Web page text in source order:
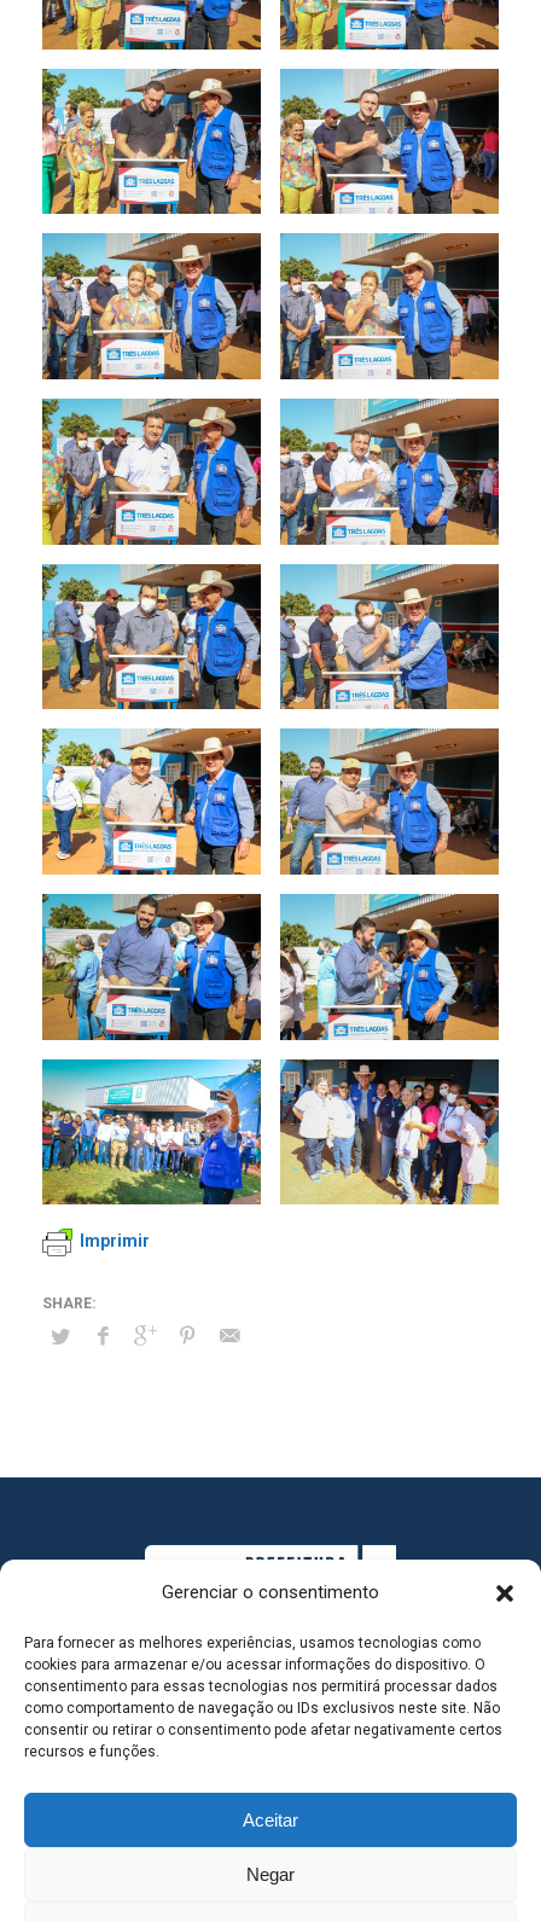
Gerenciar o consentimento
Para fornecer as melhores experiências, usamos tecnologias como
cookies para armazenar e/ou acessar informações do dispositivo. O
consentimento para essas tecnologias nos permitirá processar dados
como comportamento de navegação ou IDs exclusivos neste site. Não
consentir ou retirar o consentimento pode afetar negativamente certos
recursos e funções.
Aceitar
Negar
Imprimir
MAPA DO SITE
SEDE DO ADMINISTRATIVO MUNICIPAL - Avenida